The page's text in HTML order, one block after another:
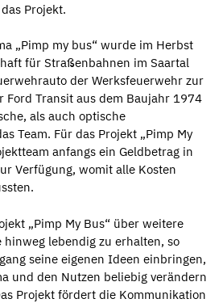
Projekt.
„Pimp my bus“ wurde im Herbst
für Straßenbahnen im Saartal
der Werksfeuerwehr zur
Ford Transit aus dem Baujahr 1974
als auch optische
Team. Für das Projekt „Pimp My
anfangs ein Geldbetrag in
Verfügung, womit alle Kosten
„Pimp My Bus“ über weitere
lebendig zu erhalten, so
seine eigenen Ideen einbringen,
und den Nutzen beliebig verändern
Projekt fördert die Kommunikation